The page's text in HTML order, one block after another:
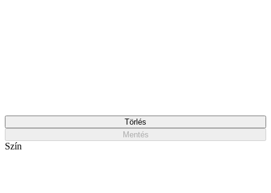
Törlés
Mentés
Szín